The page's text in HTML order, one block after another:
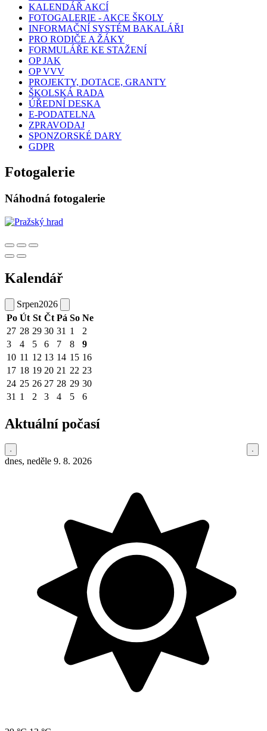
KALENDÁŘ AKCÍ
FOTOGALERIE - AKCE ŠKOLY
INFORMAČNÍ SYSTÉM BAKALÁŘI
PRO RODIČE A ŽÁKY
FORMULÁŘE KE STAŽENÍ
OP JAK
OP VVV
PROJEKTY, DOTACE, GRANTY
ŠKOLSKÁ RADA
ÚŘEDNÍ DESKA
E-PODATELNA
ZPRAVODAJ
SPONZORSKÉ DARY
GDPR
Fotogalerie
Náhodná fotogalerie
Kalendář
Srpen2026
Po Út St Čt Pá So Ne
27 28 29 30 31 1
2
3
4 5 6 7 8
9
10 11 12 13 14 15 16
17 18 19 20 21 22 23
24 25 26 27 28 29 30
31 1 2 3 4 5 6
Aktuální počasí
dnes, neděle 9. 8. 2026